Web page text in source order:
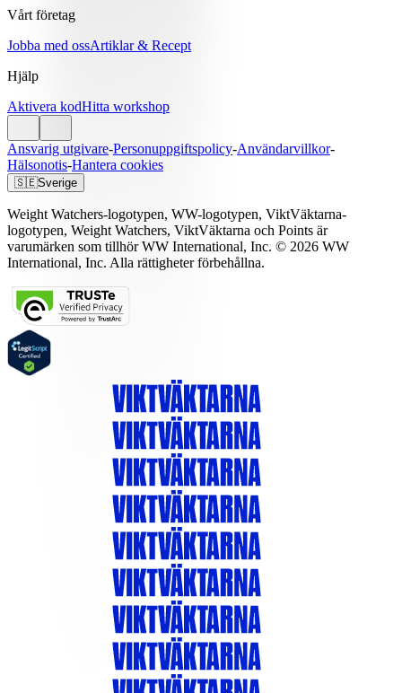
Vårt företag
Jobba med ossArtiklar & Recept
Hjälp
Aktivera kodHitta workshop
Ansvarig utgivare-Personuppgiftspolicy-Användarvillkor-
Hälsonotis-Hantera cookies
🇸🇪Sverige
Weight Watchers-logotypen, WW-logotypen, ViktVäktarna-
logotypen, Weight Watchers, ViktVäktarna och Points är
varumärken som tillhör WW International, Inc. © 2026 WW
International, Inc. Alla rättigheter förbehållna.